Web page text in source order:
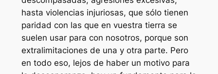
hasta violencias injuriosas, que sólo tienen
paridad con las que en vuestra tierra se
suelen usar para con nosotros, porque son
extralimitaciones de una y otra parte. Pero
en todo eso, lejos de haber un motivo para